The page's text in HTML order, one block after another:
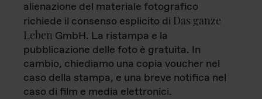
alienazione del materiale fotografico
richiede il consenso esplicito di Das ganze
Leben GmbH. La ristampa e la
pubblicazione delle foto è gratuita. In
cambio, chiediamo una copia voucher nel
caso della stampa, e una breve notifica nel
caso di film e media elettronici.